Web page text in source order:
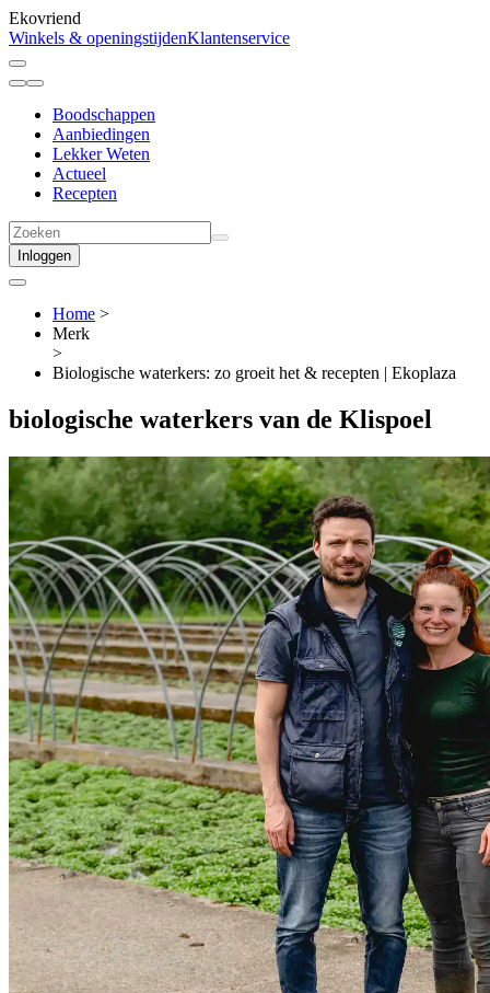
Ekovriend
Winkels & openingstijdenKlantenservice
Boodschappen
Aanbiedingen
Lekker Weten
Actueel
Recepten
Inloggen
Home >
Merk
>
Biologische waterkers: zo groeit het & recepten | Ekoplaza
biologische waterkers van de Klispoel